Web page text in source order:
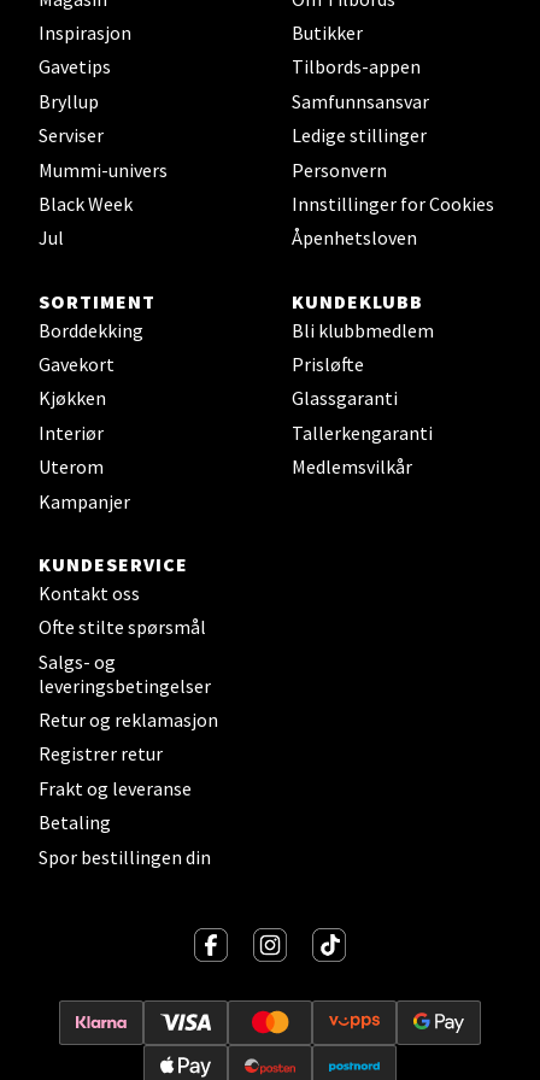
Inspirasjon
Gavetips
Bryllup
Serviser
Mummi-univers
Black Week
Jul
Butikker
Tilbords-appen
Samfunnsansvar
Ledige stillinger
Personvern
Innstillinger for Cookies
Åpenhetsloven
SORTIMENT
Borddekking
Gavekort
Kjøkken
Interiør
Uterom
Kampanjer
KUNDEKLUBB
Bli klubbmedlem
Prisløfte
Glassgaranti
Tallerkengaranti
Medlemsvilkår
KUNDESERVICE
Kontakt oss
Ofte stilte spørsmål
Salgs- og
leveringsbetingelser
Retur og reklamasjon
Registrer retur
Frakt og leveranse
Betaling
Spor bestillingen din
Åpent i dag 10-20
0 i butikk
Stavanger og Sandnes - Thon
Senter Madla
Madlakrossen nr 9, 4042 Stavanger
Åpent i dag 10-20
Levanger - Magneten
Moafjæra 14, 7606 Levanger
Åpent i dag 10-20
0 i butikk
Skarvøyveien 55, 4517 Mandal
0 i butikk